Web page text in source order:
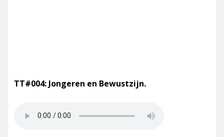
TT#004: Jongeren en Bewustzijn.